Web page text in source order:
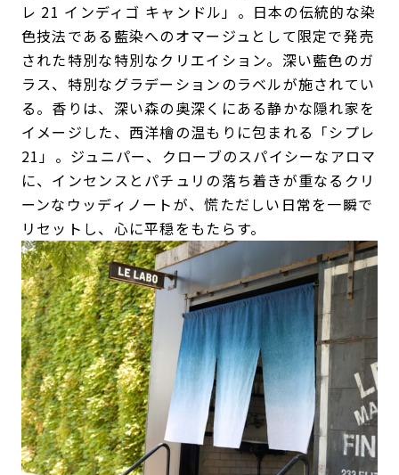
レ 21 インディゴ キャンドル」。日本の伝統的な染
色技法である藍染へのオマージュとして限定で発売
された特別な特別なクリエイション。深い藍色のガ
ラス、特別なグラデーションのラベルが施されてい
る。香りは、深い森の奥深くにある静かな隠れ家を
イメージした、西洋檜の温もりに包まれる「シプレ
21」。ジュニパー、クローブのスパイシーなアロマ
に、インセンスとパチュリの落ち着きが重なるクリ
ーンなウッディノートが、慌ただしい日常を一瞬で
リセットし、心に平穏をもたらす。